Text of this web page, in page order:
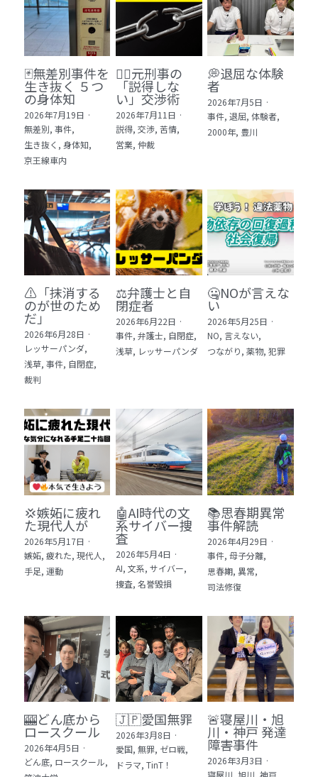
1 クレーム・犯罪・説得交渉 23冊
2 発達障害・精神疾患・ケア 29冊
3 身体知・非言語・情動 13冊
4 創作・芸術・神秘 30冊
5 教育・マネジメント・学修 20冊
6 セールス・マーケティング・ビジネスモデ
ル 21冊
7 ライフスタイル・防災・科学技術 12冊
8 アジア・歴史・未来予測 11冊
🎬Dramas(おすすめの小説・漫画・ドラマ・
映画)
検索
日本語
日本語
🃏無差別事件を
生き抜く ５つ
の身体知
2026年7月19日 ·
無差別, 事件,
生き抜く, 身体知,
京王線車内
🙅‍♂️元刑事の
「説得しな
い」交渉術
2026年7月11日 ·
説得, 交渉, 苦情,
営業, 仲裁
💭退屈な体験
者
2026年7月5日 ·
事件, 退屈, 体験者,
2000年, 豊川
⚠️「抹消する
のが世のため
だ」​
2026年6月28日 ·
レッサーパンダ,
浅草, 事件, 自閉症,
裁判
⚖️弁護士と自
閉症者
2026年6月22日 ·
事件, 弁護士, 自閉症,
浅草, レッサーパンダ
🤐NOが言えな
い
2026年5月25日 ·
NO, 言えない,
つながり, 薬物, 犯罪
💢嫉妬に疲れ
た現代人が
2026年5月17日 ·
嫉妬, 疲れた, 現代人,
手足, 運動
🤖AI時代の文
系サイバー捜
査
2026年5月4日 ·
AI, 文系, サイバー,
捜査, 名誉毀損
📚思春期異常
事件解読
2026年4月29日 ·
事件, 母子分離,
思春期, 異常,
司法修復
🎰どん底から
ロースクール
2026年4月5日 ·
どん底, ロースクール,
🇯🇵愛国無罪
2026年3月8日 ·
愛国, 無罪, ゼロ戦,
ドラマ, TinT！
🚨寝屋川・旭
川・神戸 発達
障害事件
2026年3月3日 ·